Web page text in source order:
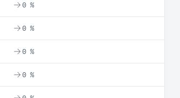
0 %
0 %
0 %
0 %